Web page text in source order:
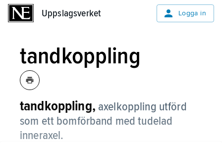
Uppslagsverket Logga in
tandkoppling
tandkoppling, axelkoppling utförd
som ett bomförband med tudelad
inneraxel.